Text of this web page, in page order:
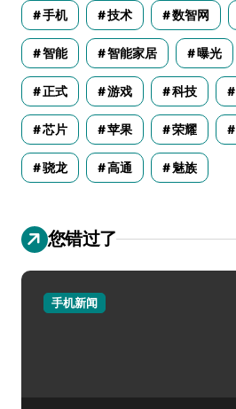
手机 技术 数智网
智能 智能家居 曝光
正式 游戏 科技
芯片 苹果 荣耀
骁龙 高通 魅族
您错过了
手机新闻